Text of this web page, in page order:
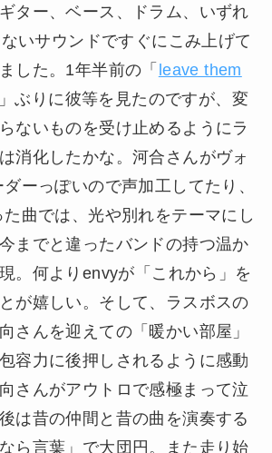
ター、ベース、ドラム、いずれ
いサウンドですぐにこみ上げて
した。1年半前の「 leave them
ぶりに彼等を見たのですが、変
ないものを受け止めるようにラ
消化したかな。河合さんがヴォ
ーっぽいので声加工してたり、
曲では、光や別れをテーマにし
までと違ったバンドの持つ温か
。何よりenvyが「これから」を
が嬉しい。そして、ラスボスの
さんを迎えての「暖かい部屋」
容力に後押しされるように感動
さんがアウトロで感極まって泣
は昔の仲間と昔の曲を演奏する
ら言葉」で大団円。また走り始